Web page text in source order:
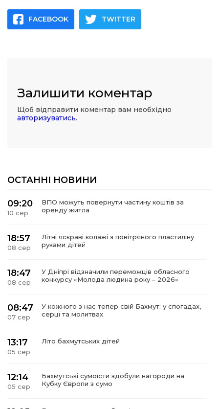
FACEBOOK TWITTER
Залишити коментар
Щоб відправити коментар вам необхідно
авторизуватись.
ОСТАННІ НОВИНИ
09:20
10 сер
ВПО можуть повернути частину коштів за
оренду житла
18:57
08 сер
Літні яскраві колажі з повітряного пластиліну
руками дітей
18:47
08 сер
У Дніпрі відзначили переможців обласного
конкурсу «Молода людина року – 2026»
08:47
07 сер
У кожного з нас тепер свій Бахмут: у спогадах,
серці та молитвах
13:17
05 сер
Літо бахмутських дітей
12:14
05 сер
Бахмутські сумоїсти здобули нагороди на
Кубку Європи з сумо